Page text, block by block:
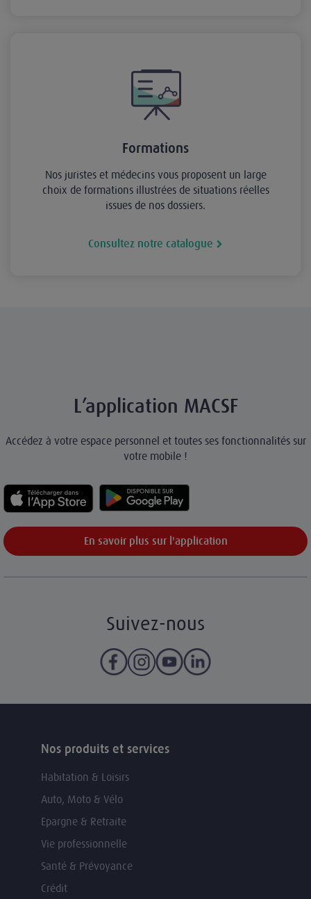
Formations
Nos juristes et médecins vous proposent un large
choix de formations illustrées de situations réelles
issues de nos dossiers.
Consultez notre catalogue
L’application MACSF
Accédez à votre espace personnel et toutes ses fonctionnalités sur
votre mobile !
En savoir plus sur l'application
Suivez-nous
Nos produits et services
Habitation & Loisirs
Auto, Moto & Vélo
Epargne & Retraite
Vie professionnelle
Santé & Prévoyance
Crédit